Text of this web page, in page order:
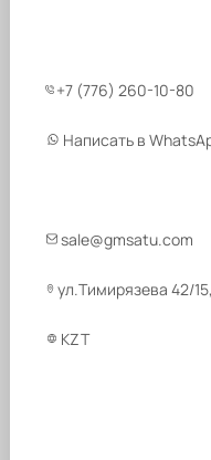
+7 (776) 260-10-80
Написать в
sale@gmsatu.com
ул.Тимирязева 42/
KZT